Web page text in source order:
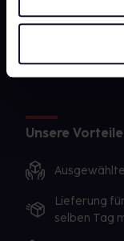
Impressum
Unsere Vorteile
Lieferung
selben Tag